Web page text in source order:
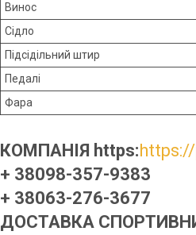
Винос
Сідло
Підсідільний штир
Педалі
Фара
КОМПАНІЯ https:
+ 38098-357-9383
+ 38063-276-3677
ДОСТАВКА